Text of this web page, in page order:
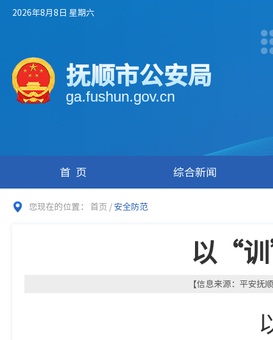
2026年8月8日 星期六
抚顺市公安局
ga.fushun.gov.cn
首页 综合新闻
您现在的位置： 首页 / 安全防范
以“
【信息来源：平安